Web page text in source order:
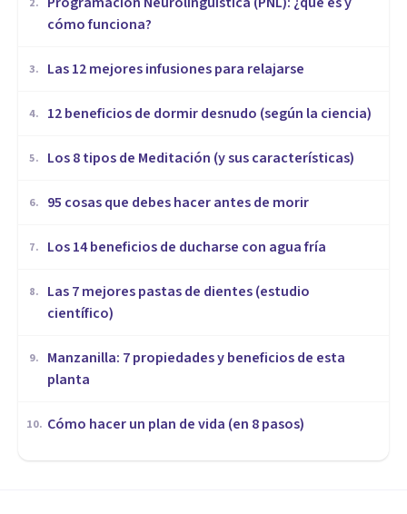
2.
cómo funciona?
3. ​Las 12 mejores infusiones para relajarse
4. 12 beneficios de dormir desnudo (según la ciencia)
5. Los 8 tipos de Meditación (y sus características)
6. 95 cosas que debes hacer antes de morir
7. Los 14 beneficios de ducharse con agua fría
8.
Las 7 mejores pastas de dientes (estudio
científico)
9.
Manzanilla: 7 propiedades y beneficios de esta
planta
10. Cómo hacer un plan de vida (en 8 pasos)